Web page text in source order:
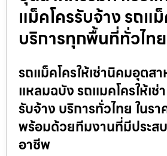
แม็คโครรับจ้าง รถแม็
บริการทุกพื้นที่ทั่วไท
รถแม็คโครให้เช่านิคมอุตส
แหลมฉบัง รถแมคโครให้เช่
รับจ้าง บริการทั่วไทย ในรา
พร้อมด้วยทีมงานที่มีประส
อาชีพ